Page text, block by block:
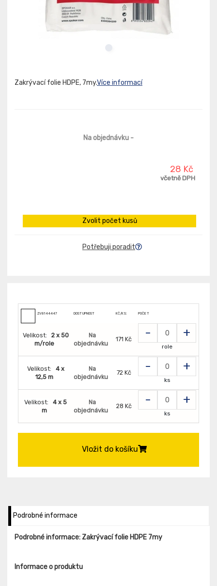
Zakrývací folie HDPE, 7my.Více informací
Na objednávku -
28 Kč
včetně DPH
Zvolit počet kusů
Potřebuji poradit
ZV8144447 DOSTUPNOST KČ/KS: POČET
Velikost:
2 x 50
m/role
Na
objednávku
171 Kč - +
role
Velikost:
4 x
12,5 m
Na
objednávku
72 Kč - +
ks
Velikost:
4 x 5
m
Na
objednávku
28 Kč - +
ks
Vložit do košíku
Podrobné informace
Podrobné informace: Zakrývací folie HDPE 7my
Informace o produktu